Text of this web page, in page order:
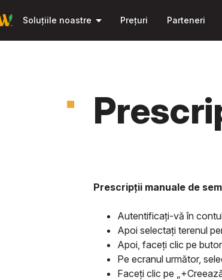
Soluțiile noastre arrow_drop_down Prețuri Parteneri
Prescripții manuale de
Autentificați-vă în
Apoi selectați terenul
Apoi, faceți clic pe
Pe ecranul următor,
Faceți clic pe